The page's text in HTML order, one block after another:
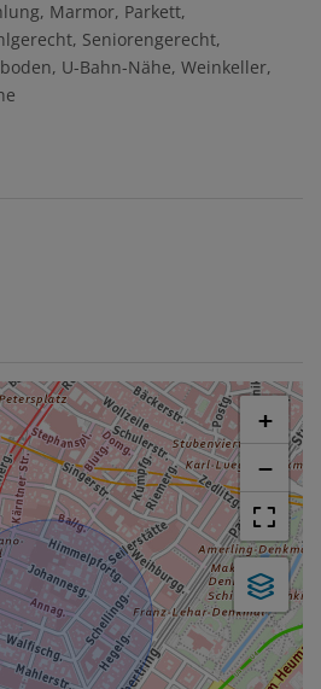
Marmor Parkett
Seniorengerecht
U-Bahn-Nähe Weinkeller
+
−